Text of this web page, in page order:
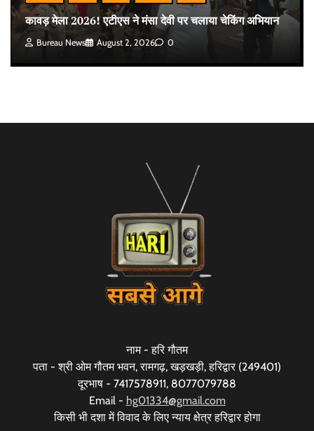
कावड़ मेला 2026! एटीएस ने मंसा देवी पर चलाया चेकिंग अभियान
Bureau News August 2, 2026 0
नाम - हरि गौतम
पता - श्री ओम गौतम भवन, रामगढ़, खड़खड़ी, हरिद्वार (249401)
दूरभाष - 7417578911, 8077079788
Email - hg01334@gmail.com
किसी भी दशा में विवाद के लिए न्याय क्षेत्र हरिद्वार होगा